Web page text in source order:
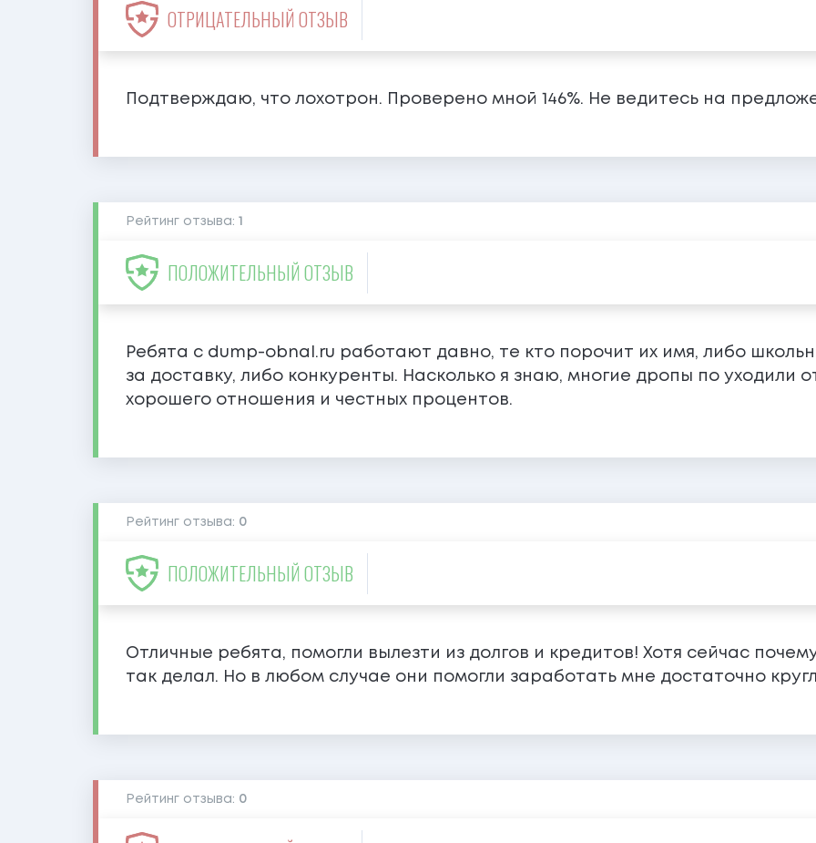
ОТРИЦАТЕЛЬНЫЙ ОТЗЫВ
Подтверждаю, что лохотрон. Проверено мной 146%. Не ведитесь на
Рейтинг отзыва: 1
ПОЛОЖИТЕЛЬНЫЙ ОТЗЫВ
Ребята с dump-obnal.ru работают давно, те кто порочит их имя, либо
за доставку, либо конкуренты. Насколько я знаю, многие дропы по уходили
хорошего отношения и честных процентов.
Рейтинг отзыва: 0
ПОЛОЖИТЕЛЬНЫЙ ОТЗЫВ
Отличные ребята, помогли вылезти из долгов и кредитов! Хотя сейчас
так делал. Но в любом случае они помогли заработать мне достаточно
Рейтинг отзыва: 0